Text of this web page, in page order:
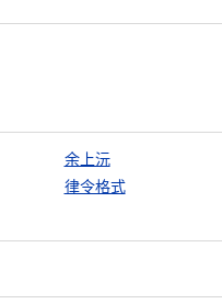
余上沅
律令格式